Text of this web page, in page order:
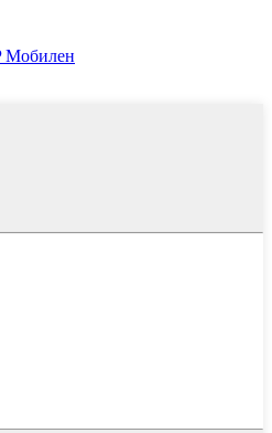
Мобилен